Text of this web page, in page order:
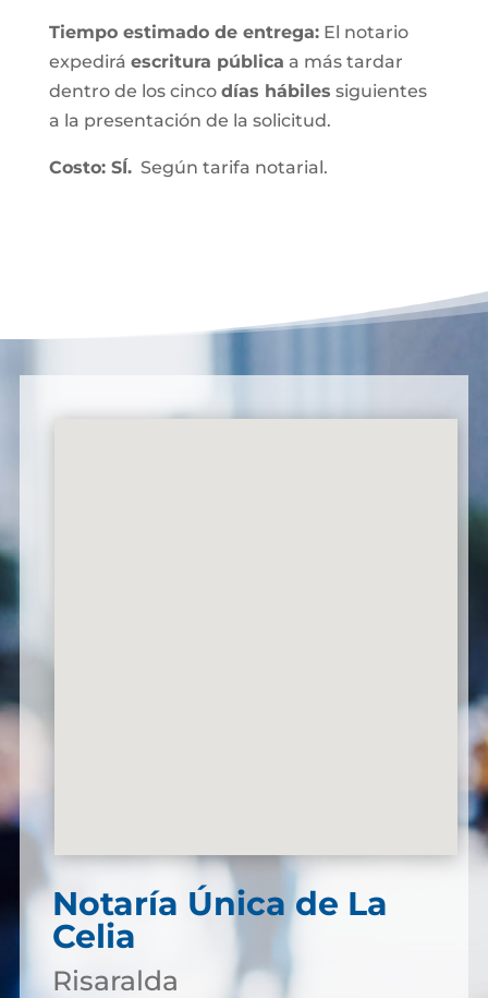
Tiempo estimado de entrega:El notario
expedirá escritura pública a más tardar
dentro de los cinco días hábiles siguientes
a la presentación de la solicitud.
Costo: SÍ.Según tarifa notarial.
Notaría Única de La
Celia
Risaralda